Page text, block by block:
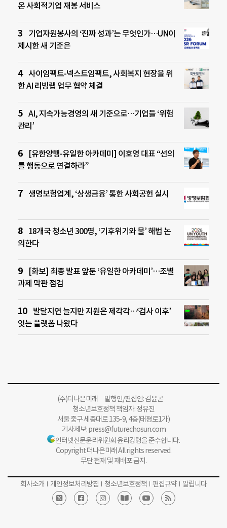
온 사회적기업 재봉 서비스
기업자원봉사의 ‘진짜 성과’는 무엇인가…UN이
제시한 새 기준은
사이임팩트-넥스트임팩트, 사회복지 현장을 위
한 AI 리빙랩 업무 협약 체결
AI, 지속가능경영의 새 기준으로…기업들 ‘위험
관리’
[유한양행-유일한 아카데미] 이호영 대표 “선의
를 행동으로 연결하라”
생명보험업계, ‘상생금융’ 통한 사회공헌 실시
18개국 청소년 300명, ‘기후위기와 물’ 해법 논
의한다
[화보] 최종 발표 앞둔 ‘유일한 아카데미’…조별
과제 막판 점검
발달지연 늘지만 지원은 제각각…‘검사 이후’
잇는 플랫폼 나왔다
(주)더나은미래 발행인/편집인: 김윤곤
청소년보호정책 책임자: 정유진
서울 중구 세종대로 135-9, 4층(태평로1가)
기사제보:press@futurechosun.com
인터넷신문윤리위원회 윤리강령을 준수합니다.
Copyright 더나은미래 All rights reserved.
무단 전재 및 재배포 금지.
회사소개 개인정보처리방침 청소년보호정책 편집규약 알립니다